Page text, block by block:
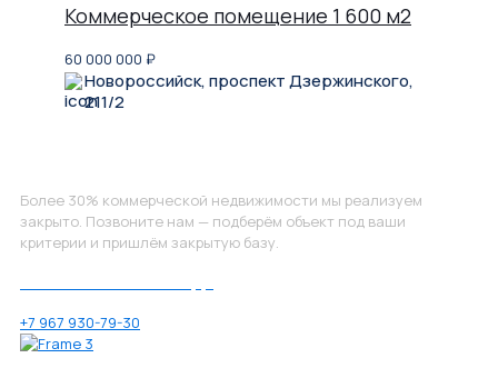
Коммерческое помещение 1 600 м2
60 000 000 ₽
Новороссийск, проспект Дзержинского,
211/2
Более 30% коммерческой недвижимости мы реализуем
закрыто. Позвоните нам — подберём объект под ваши
критерии и пришлём закрытую базу.
+7 967 930-79-30